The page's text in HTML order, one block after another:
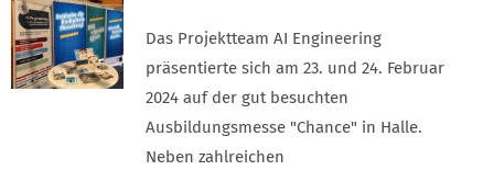
Das Projektteam AI Engineering
präsentierte sich am 23. und 24. Februar
2024 auf der gut besuchten
Ausbildungsmesse "Chance" in Halle.
Neben zahlreichen